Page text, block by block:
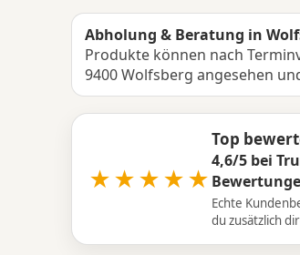
Abholung & Beratung in
Produkte können nach
9400 Wolfsberg angesehen
★★★★★
Top
4,6/5 bei
Echte
du zusätzlich